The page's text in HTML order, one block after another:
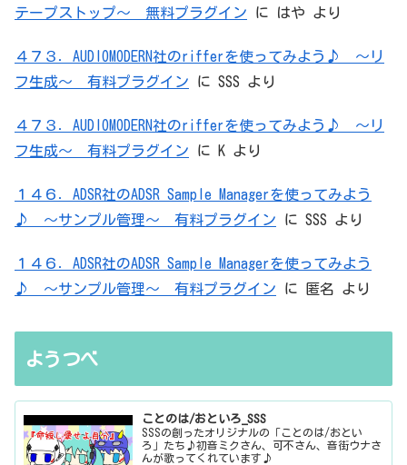
テープストップ～ 無料プラグイン に はや より
４７３．AUDIOMODERN社のrifferを使ってみよう♪ ～リ
フ生成～ 有料プラグイン に SSS より
４７３．AUDIOMODERN社のrifferを使ってみよう♪ ～リ
フ生成～ 有料プラグイン に K より
１４６．ADSR社のADSR Sample Managerを使ってみよう
♪ ～サンプル管理～ 有料プラグイン に SSS より
１４６．ADSR社のADSR Sample Managerを使ってみよう
♪ ～サンプル管理～ 有料プラグイン に 匿名 より
ようつべ
ことのは/おといろ_SSS
SSSの創ったオリジナルの「ことのは/おとい
ろ」たち♪初音ミクさん、可不さん、音街ウナさ
んが歌ってくれています♪